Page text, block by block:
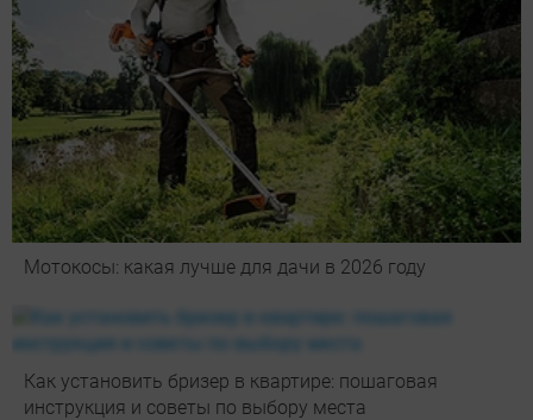
Мотокосы: какая лучше для дачи в 2026 году
Как установить бризер в квартире: пошаговая
инструкция и советы по выбору места